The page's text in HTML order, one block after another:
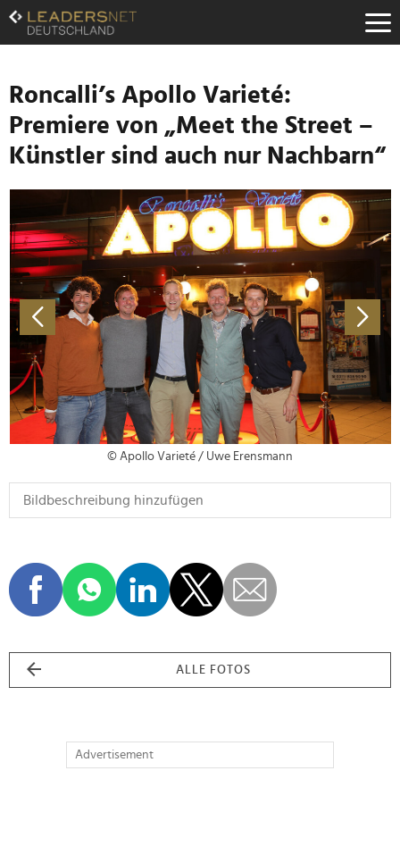
Zum
Inhalt
Zur
Navigation
Zur
Hauptnavigation
Roncalli’s Apollo Varieté:
Premiere von „Meet the Street –
Künstler sind auch nur Nachbarn“
© Apollo Varieté / Uwe Erensmann
ALLE FOTOS
Advertisement